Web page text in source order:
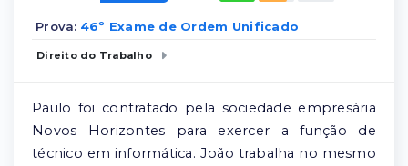
Prova: 46º Exame de Ordem Unificado
Direito do Trabalho
Paulo foi contratado pela sociedade empresária
Novos Horizontes para exercer a função de
técnico em informática. João trabalha no mesmo